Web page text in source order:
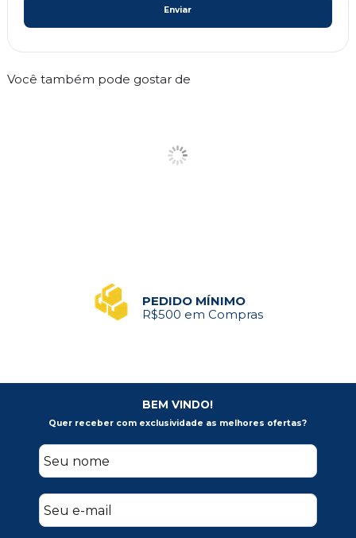
Enviar
Você também pode gostar de
PEDIDO MÍNIMO
R$500 em Compras
BEM VINDO!
Quer receber com exclusividade as melhores ofertas?